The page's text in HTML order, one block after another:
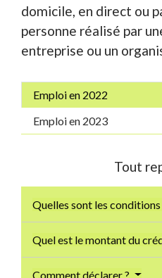
domicile, en direct ou
personne réalisé par
entreprise ou un
Emploi en 2022
Emploi en 2023
Tout
Quelles sont les
Quel est le montant du
Comment déclarer ?